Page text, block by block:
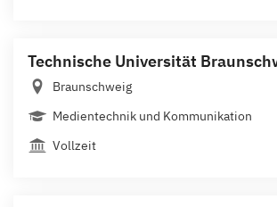
Technische Universität
Braunschweig
Medientechnik und Kommunikation
Vollzeit